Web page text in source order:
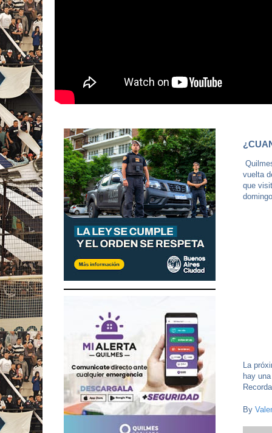
vuelta
que
La
hay
By